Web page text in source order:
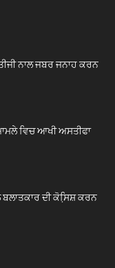
ਨਾਲ ਜਬਰ ਜਨਾਹ ਕਰਨ
ਵਿਚ ਆਖੀ ਅਸਤੀਫਾ
ਦੀ ਕੋਸਿ਼ਸ਼ ਕਰਨ